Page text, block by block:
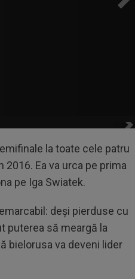
la toate cele patru
2016. Ea va urca pe prima
pe Iga Swiatek.
deși pierduse cu
puterea să meargă la
bielorusa va deveni lider